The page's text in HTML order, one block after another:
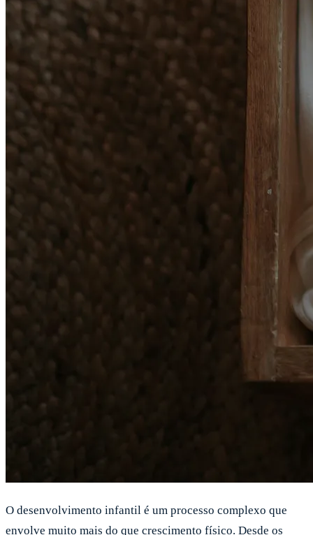
O desenvolvimento infantil é um processo complexo que
envolve muito mais do que crescimento físico. Desde os